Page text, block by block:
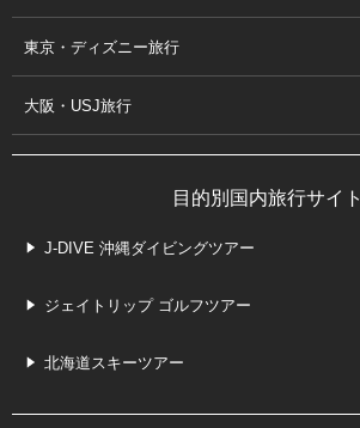
東京・ディズニー旅行
大阪・USJ旅行
目的別国内旅行サイト
J-DIVE 沖縄ダイビングツアー
ジェイトリップ ゴルフツアー
北海道スキーツアー